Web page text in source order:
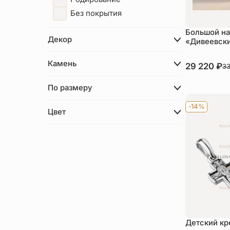
Без покрытия
Декор
Камень
По размеру
Цвет
Большой
В наличии
29 220₽
-14%
Детский